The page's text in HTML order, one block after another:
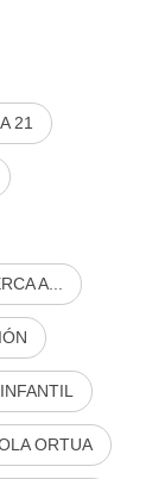
21
A...
ORTUA